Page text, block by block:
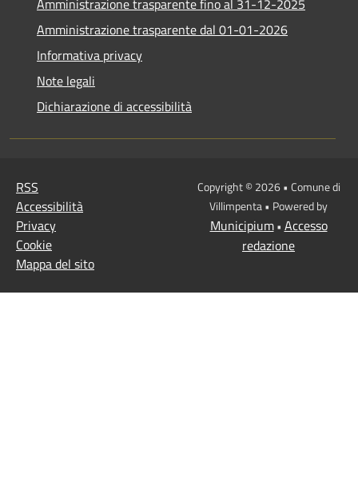
Amministrazione trasparente fino al 31-12-2025
Amministrazione trasparente dal 01-01-2026
Informativa privacy
Note legali
Dichiarazione di accessibilità
RSS
Accessibilità
Privacy
Cookie
Mappa del sito
Copyright © 2026 • Comune di
Villimpenta • Powered by
Municipium• Accesso
redazione